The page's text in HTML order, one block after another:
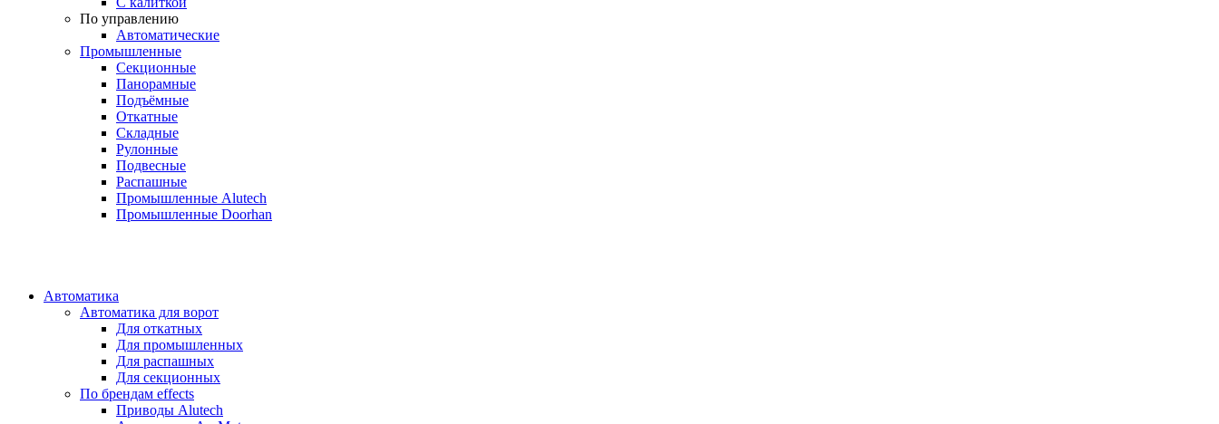
По управлению
Автоматические
Промышленные
Секционные
Панорамные
Подъёмные
Откатные
Складные
Рулонные
Подвесные
Распашные
Промышленные Alutech
Промышленные Doorhan
Автоматика
Автоматика для ворот
Для откатных
Для промышленных
Для распашных
Для секционных
По брендам effects
Приводы Alutech